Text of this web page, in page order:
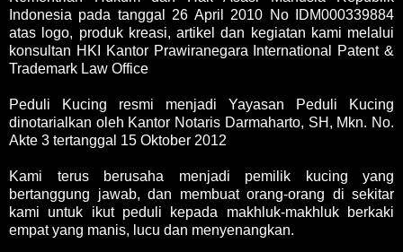
Indonesia pada tanggal 26 April 2010 No IDM000339884
atas logo, produk kreasi, artikel dan kegiatan kami melalui
konsultan HKI Kantor Prawiranegara International Patent &
Trademark Law Office
Peduli Kucing resmi menjadi Yayasan Peduli Kucing
dinotarialkan oleh Kantor Notaris Darmaharto, SH, Mkn. No.
Akte 3 tertanggal 15 Oktober 2012
Kami terus berusaha menjadi pemilik kucing yang
bertanggung jawab, dan membuat orang-orang di sekitar
kami untuk ikut peduli kepada makhluk-makhluk berkaki
empat yang manis, lucu dan menyenangkan.